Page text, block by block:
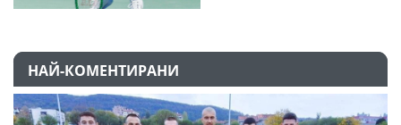
НАЙ-КОМЕНТИРАНИ